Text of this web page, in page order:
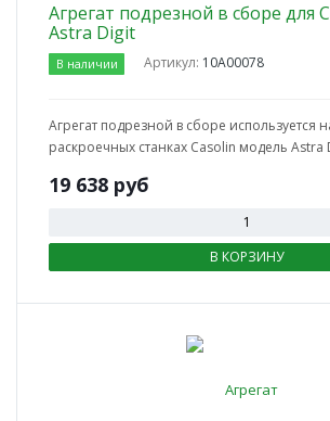
Агрегат подрезной в сборе для
Astra Digit
В наличии Артикул: 10А00078
Агрегат подрезной в сборе используется
раскроечных станках Casolin модель Astra
19 638 руб
В КОРЗИНУ